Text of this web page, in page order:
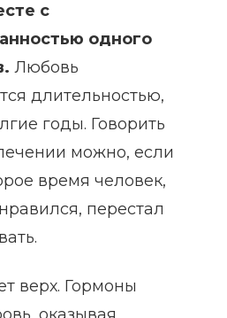
с
одного
Любовь
длительностью,
годы. Говорить
можно, если
время человек,
перестал
верх. Гормоны